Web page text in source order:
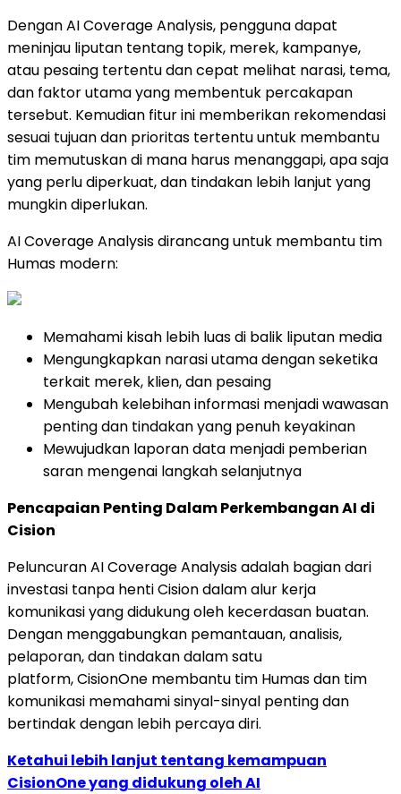
Dengan AI Coverage Analysis, pengguna dapat
meninjau liputan tentang topik, merek, kampanye,
atau pesaing tertentu dan cepat melihat narasi, tema,
dan faktor utama yang membentuk percakapan
tersebut. Kemudian fitur ini memberikan rekomendasi
sesuai tujuan dan prioritas tertentu untuk membantu
tim memutuskan di mana harus menanggapi, apa saja
yang perlu diperkuat, dan tindakan lebih lanjut yang
mungkin diperlukan.
AI Coverage Analysis dirancang untuk membantu tim
Humas modern:
Memahami kisah lebih luas di balik liputan media
Mengungkapkan narasi utama dengan seketika
terkait merek, klien, dan pesaing
Mengubah kelebihan informasi menjadi wawasan
penting dan tindakan yang penuh keyakinan
Mewujudkan laporan data menjadi pemberian
saran mengenai langkah selanjutnya
Pencapaian Penting Dalam Perkembangan AI di
Cision
Peluncuran AI Coverage Analysis adalah bagian dari
investasi tanpa henti Cision dalam alur kerja
komunikasi yang didukung oleh kecerdasan buatan.
Dengan menggabungkan pemantauan, analisis,
pelaporan, dan tindakan dalam satu
platform, CisionOne membantu tim Humas dan tim
komunikasi memahami sinyal-sinyal penting dan
bertindak dengan lebih percaya diri.
Ketahui lebih lanjut tentang kemampuan
CisionOne yang didukung oleh AI